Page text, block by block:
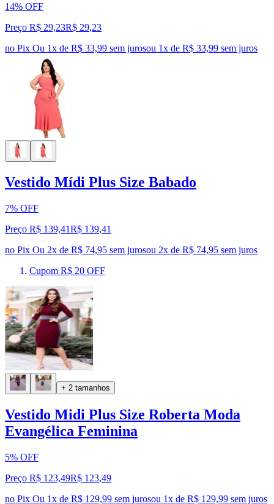
14% OFF
Preço R$ 29,23R$ 29,23
no Pix Ou 1x de R$ 33,99 sem jurosou 1x de R$ 33,99 sem juros
Vestido Mídi Plus Size Babado
7% OFF
Preço R$ 139,41R$ 139,41
no Pix Ou 2x de R$ 74,95 sem jurosou 2x de R$ 74,95 sem juros
Cupom R$ 20 OFF
+ 2 tamanhos
Vestido Midi Plus Size Roberta Moda
Evangélica Feminina
5% OFF
Preço R$ 123,49R$ 123,49
no Pix Ou 1x de R$ 129,99 sem jurosou 1x de R$ 129,99 sem juros